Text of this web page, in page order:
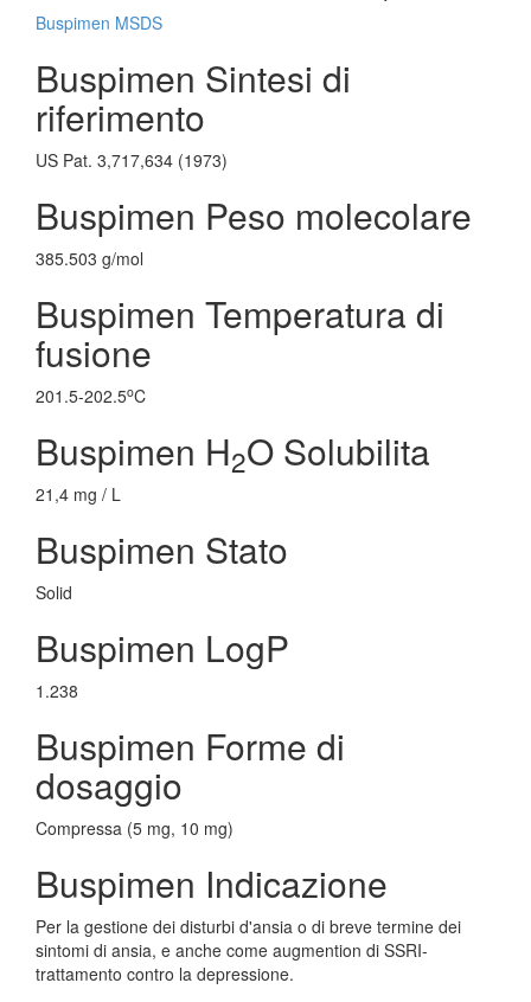
Buspimen MSDS
Buspimen Sintesi di
riferimento
US Pat. 3,717,634 (1973)
Buspimen Peso molecolare
385.503 g/mol
Buspimen Temperatura di
fusione
201.5-202.5oC
Buspimen H2O Solubilita
21,4 mg / L
Buspimen Stato
Solid
Buspimen LogP
1.238
Buspimen Forme di
dosaggio
Compressa (5 mg, 10 mg)
Buspimen Indicazione
Per la gestione dei disturbi d'ansia o di breve termine dei
sintomi di ansia, e anche come augmention di SSRI-
trattamento contro la depressione.